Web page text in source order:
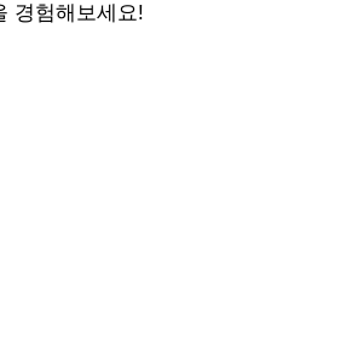
경험해보세요!